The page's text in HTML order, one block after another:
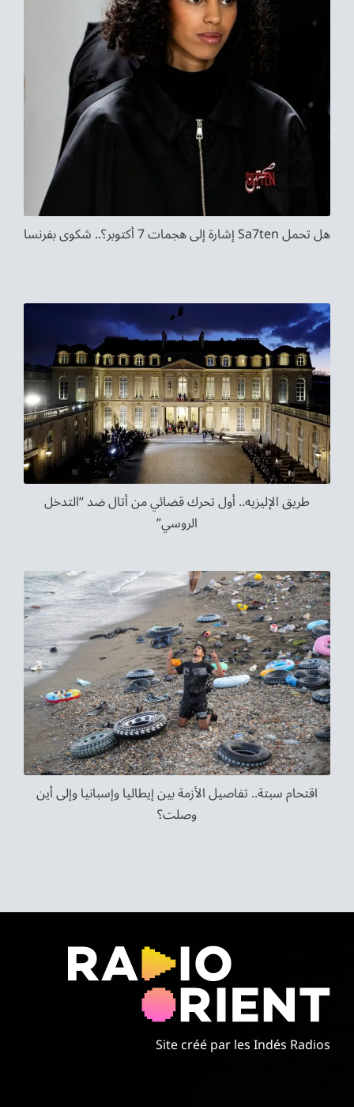
هل تحمل Sa7ten إشارة إلى هجمات 7 أكتوبر؟.. شكوى بفرنسا
طريق الإليزيه.. أول تحرك قضائي من أتال ضد “التدخل
الروسي”
اقتحام سبتة.. تفاصيل الأزمة بين إيطاليا وإسبانيا وإلى أين
وصلت؟
Site créé par les Indés Radios